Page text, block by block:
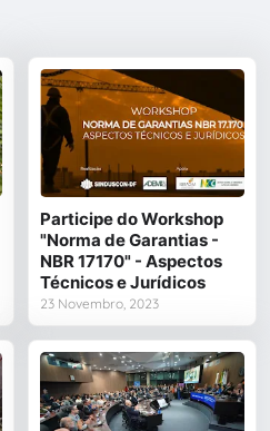
Participe do Workshop
"Norma de Garantias -
NBR 17170" - Aspectos
Técnicos e Jurídicos
23 Novembro, 2023